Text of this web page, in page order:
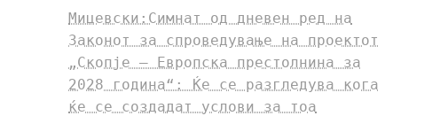
Мицевски:Симнат од дневен ред на
Законот за спроведување на проектот
„Скопје – Европска престолнина за
2028 година“: Ќе се разгледува кога
ќе се создадат услови за тоа